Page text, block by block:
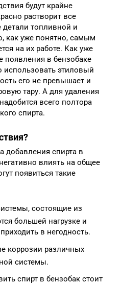
будут крайне
растворит все
топливной и
как уже понятно, самым
на их работе. Как уже
появления в бензобаке
этиловый
его не превышает и
тару. А для удаления
всего полтора
спирта.
добавления спирта в
влиять на общее
появиться такие
состоящие из
большей нагрузке и
в негодность.
коррозии различных
системы.
спирт в бензобак стоит